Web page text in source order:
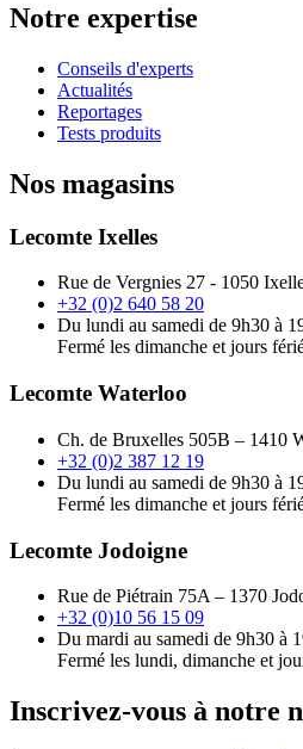
Notre expertise
Conseils d'experts
Actualités
Reportages
Tests produits
Nos magasins
Lecomte Ixelles
Rue de Vergnies 27 - 1050
+32 (0)2 640 58 20
Du lundi au samedi de 9h30 à
Fermé les dimanche et jours
Lecomte Waterloo
Ch. de Bruxelles 505B – 1410
+32 (0)2 387 12 19
Du lundi au samedi de 9h30 à
Fermé les dimanche et jours
Lecomte Jodoigne
Rue de Piétrain 75A – 1370
+32 (0)10 56 15 09
Du mardi au samedi de 9h30 à
Fermé les lundi, dimanche et
Inscrivez-vous à notre